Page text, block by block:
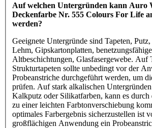
Auf welchen Untergründen kann Auro
Deckenfarbe Nr. 555 Colours For Life
werden?
Geeignete Untergründe sind Tapeten,
Lehm, Gipskartonplatten, benetzungsfähige
Altbeschichtungen, Glasfasergewebe.
Strukturtapeten sollte unbedingt vor der
Probeanstriche durchgeführt werden, um
prüfen. Auf stark alkalischen
Kalkputz oder Silikatfarben, kann es
zu einer leichten Farbtonverschiebung
optimales Farbergebnis sicherzustellen ist
großflächigen Anwendung ein